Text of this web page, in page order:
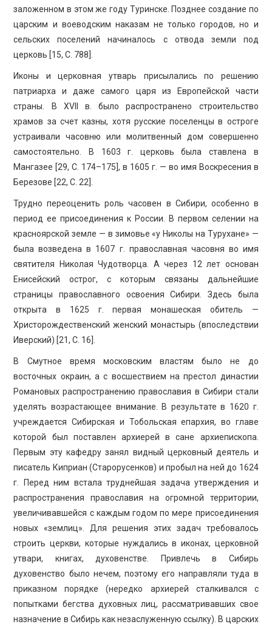
заложенном в этом же году Туринске. Позднее создание по
царским и воеводским наказам не только городов, но и
сельских поселений начиналось с отвода земли под
церковь [15, С. 788].
Иконы и церковная утварь присылались по решению
патриарха и даже самого царя из Европейской части
страны. В XVII в. было распространено строительство
храмов за счет казны, хотя русские поселенцы в остроге
устраивали часовню или молитвенный дом совершенно
самостоятельно. В 1603 г. церковь была ставлена в
Мангазее [29, С. 174–175], в 1605 г. — во имя Воскресения в
Березове [22, С. 22].
Трудно переоценить роль часовен в Сибири, особенно в
период ее присоединения к России. В первом селении на
красноярской земле — в зимовье «у Николы на Турухане» —
была возведена в 1607 г. православная часовня во имя
святителя Николая Чудотворца. А через 12 лет основан
Енисейский острог, с которым связаны дальнейшие
страницы православного освоения Сибири. Здесь была
открыта в 1625 г. первая монашеская обитель —
Христорождественский женский монастырь (впоследствии
Иверский) [21, С. 16].
В Смутное время московским властям было не до
восточных окраин, а с восшествием на престол династии
Романовых распространению православия в Сибири стали
уделять возрастающее внимание. В результате в 1620 г.
учреждается Сибирская и Тобольская епархия, во главе
которой был поставлен архиерей в сане архиепископа.
Первым эту кафедру занял видный церковный деятель и
писатель Киприан (Старорусенков) и пробыл на ней до 1624
г. Перед ним встала труднейшая задача утверждения и
распространения православия на огромной территории,
увеличивавшейся с каждым годом по мере присоединения
новых «землиц». Для решения этих задач требовалось
строить церкви, которые нуждались в иконах, церковной
утвари, книгах, духовенстве. Привлечь в Сибирь
духовенство было нечем, поэтому его направляли туда в
приказном порядке (нередко архиерей сталкивался с
попытками бегства духовных лиц, рассматривавших свое
назначение в Сибирь как незаслуженную ссылку). В царских